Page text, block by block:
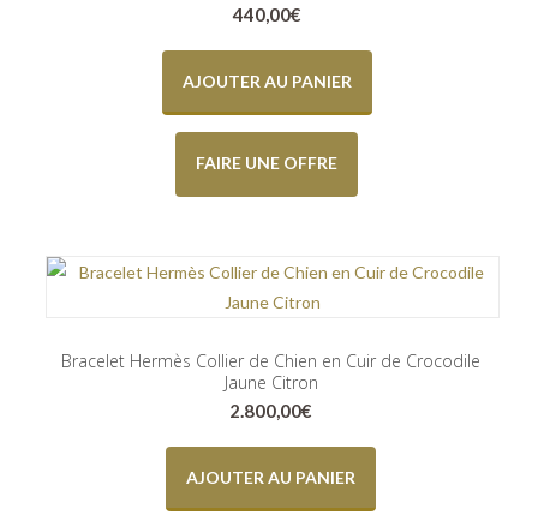
440,00€
AJOUTER AU PANIER
FAIRE UNE OFFRE
Bracelet Hermès Collier de Chien en Cuir de Crocodile
Jaune Citron
2.800,00€
AJOUTER AU PANIER